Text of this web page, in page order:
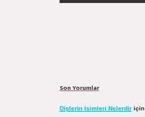
Son Yorumlar
Dişlerin Isimleri Nelerdiriçin